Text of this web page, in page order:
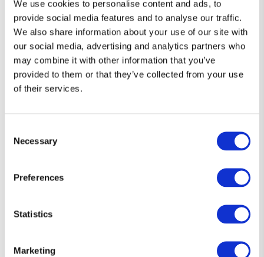
We use cookies to personalise content and ads, to
provide social media features and to analyse our traffic.
We also share information about your use of our site with
our social media, advertising and analytics partners who
may combine it with other information that you’ve
provided to them or that they’ve collected from your use
of their services.
Selection
Necessary
Preferences
Statistics
Marketing
Diseños que hablan por ti 👕
Camisetas únicas, con el toque justo de humor y estilo friki.
Si eres de los que prefiere decirlo sin decir nada… esta es tu